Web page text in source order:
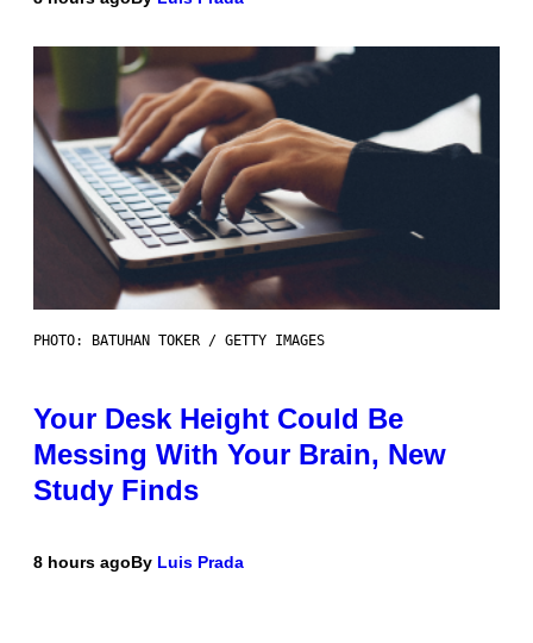
PHOTO: BATUHAN TOKER / GETTY IMAGES
Your Desk Height Could Be
Messing With Your Brain, New
Study Finds
8 hours agoBy Luis Prada